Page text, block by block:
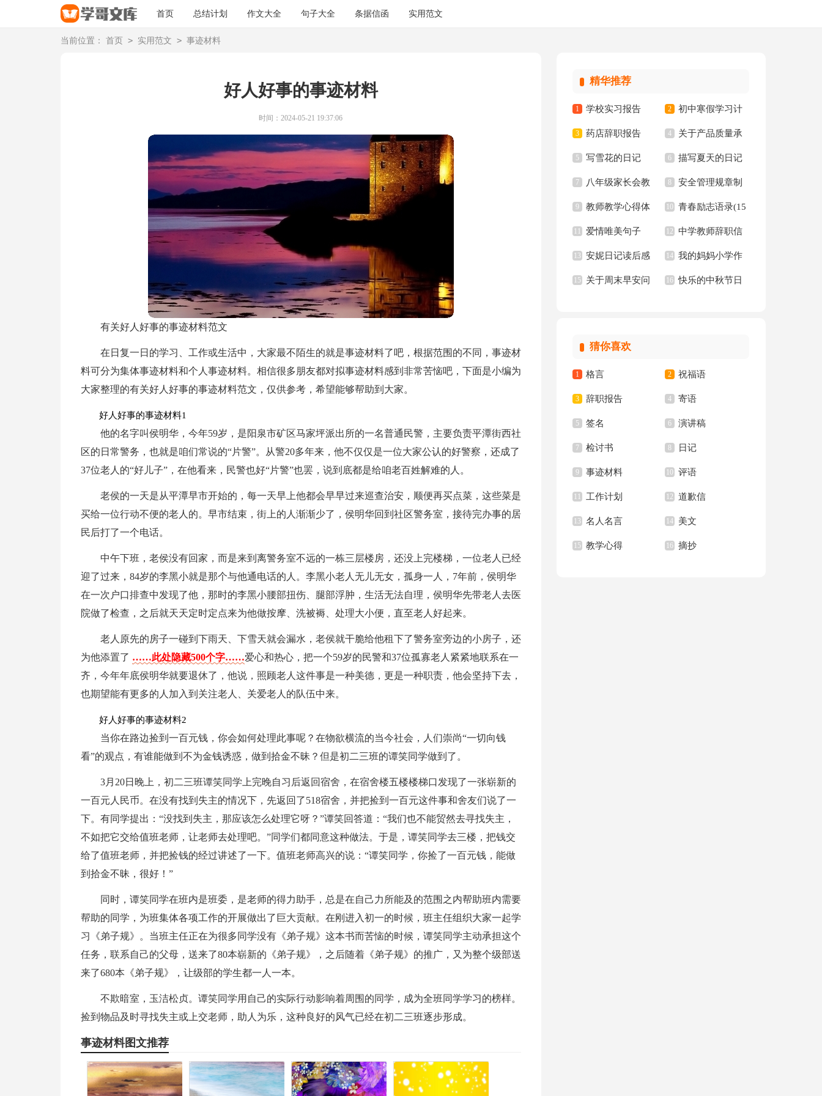
首页 总结计划 作文大全 句子大全 条据信函 实用范文
当前位置： 首页 > 实用范文 > 事迹材料
好人好事的事迹材料
时间：2024-05-21 19:37:06
有关好人好事的事迹材料范文
在日复一日的学习、工作或生活中，大家最不陌生的就是事迹材料了吧，根据范围的不同，事迹材
料可分为集体事迹材料和个人事迹材料。相信很多朋友都对拟事迹材料感到非常苦恼吧，下面是小编为
大家整理的有关好人好事的事迹材料范文，仅供参考，希望能够帮助到大家。
好人好事的事迹材料1
他的名字叫侯明华，今年59岁，是阳泉市矿区马家坪派出所的一名普通民警，主要负责平潭街西社
区的日常警务，也就是咱们常说的“片警”。从警20多年来，他不仅仅是一位大家公认的好警察，还成了
37位老人的“好儿子”，在他看来，民警也好“片警”也罢，说到底都是给咱老百姓解难的人。
老侯的一天是从平潭早市开始的，每一天早上他都会早早过来巡查治安，顺便再买点菜，这些菜是
买给一位行动不便的老人的。早市结束，街上的人渐渐少了，侯明华回到社区警务室，接待完办事的居
民后打了一个电话。
中午下班，老侯没有回家，而是来到离警务室不远的一栋三层楼房，还没上完楼梯，一位老人已经
迎了过来，84岁的李黑小就是那个与他通电话的人。李黑小老人无儿无女，孤身一人，7年前，侯明华
在一次户口排查中发现了他，那时的李黑小腰部扭伤、腿部浮肿，生活无法自理，侯明华先带老人去医
院做了检查，之后就天天定时定点来为他做按摩、洗被褥、处理大小便，直至老人好起来。
老人原先的房子一碰到下雨天、下雪天就会漏水，老侯就干脆给他租下了警务室旁边的小房子，还
为他添置了 ……此处隐藏500个字……爱心和热心，把一个59岁的民警和37位孤寡老人紧紧地联系在一
齐，今年年底侯明华就要退休了，他说，照顾老人这件事是一种美德，更是一种职责，他会坚持下去，
也期望能有更多的人加入到关注老人、关爱老人的队伍中来。
好人好事的事迹材料2
当你在路边捡到一百元钱，你会如何处理此事呢？在物欲横流的当今社会，人们崇尚“一切向钱
看”的观点，有谁能做到不为金钱诱惑，做到拾金不昧？但是初二三班的谭笑同学做到了。
3月20日晚上，初二三班谭笑同学上完晚自习后返回宿舍，在宿舍楼五楼楼梯口发现了一张崭新的
一百元人民币。在没有找到失主的情况下，先返回了518宿舍，并把捡到一百元这件事和舍友们说了一
下。有同学提出：“没找到失主，那应该怎么处理它呀？”谭笑回答道：“我们也不能贸然去寻找失主，
不如把它交给值班老师，让老师去处理吧。”同学们都同意这种做法。于是，谭笑同学去三楼，把钱交
给了值班老师，并把捡钱的经过讲述了一下。值班老师高兴的说：“谭笑同学，你捡了一百元钱，能做
到拾金不昧，很好！”
同时，谭笑同学在班内是班委，是老师的得力助手，总是在自己力所能及的范围之内帮助班内需要
帮助的同学，为班集体各项工作的开展做出了巨大贡献。在刚进入初一的时候，班主任组织大家一起学
习《弟子规》。当班主任正在为很多同学没有《弟子规》这本书而苦恼的时候，谭笑同学主动承担这个
任务，联系自己的父母，送来了80本崭新的《弟子规》，之后随着《弟子规》的推广，又为整个级部送
来了680本《弟子规》，让级部的学生都一人一本。
不欺暗室，玉洁松贞。谭笑同学用自己的实际行动影响着周围的同学，成为全班同学学习的榜样。
捡到物品及时寻找失主或上交老师，助人为乐，这种良好的风气已经在初二三班逐步形成。
事迹材料图文推荐
精华推荐
1 学校实习报告 2 初中寒假学习计
划15篇
3 药店辞职报告 4 关于产品质量承
诺书范文集锦八篇
5 写雪花的日记 6 描写夏天的日记
精选15篇
7 八年级家长会教
师发言稿
8 安全管理规章制
度
9 教师教学心得体
会汇编15篇
10 青春励志语录(15
篇)
11 爱情唯美句子
【精】
12 中学教师辞职信
13 安妮日记读后感
汇编15篇
14 我的妈妈小学作
文(15篇)
15 关于周末早安问 16 快乐的中秋节日
猜你喜欢
1 格言 2 祝福语
3 辞职报告 4 寄语
5 签名 6 演讲稿
7 检讨书 8 日记
9 事迹材料 10 评语
11 工作计划 12 道歉信
13 名人名言 14 美文
15 教学心得 16 摘抄